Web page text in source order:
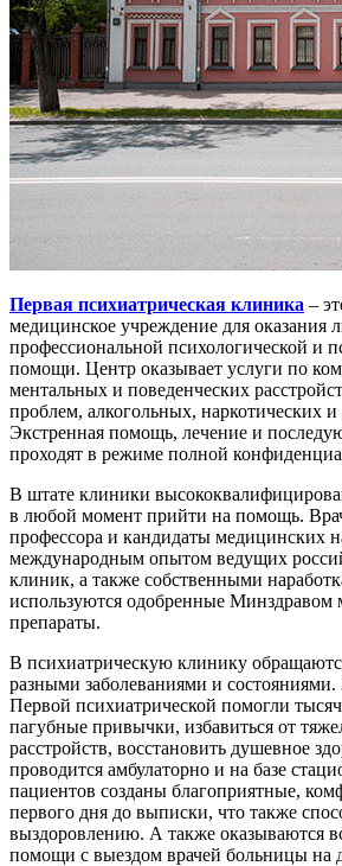
Первая психиатрическая клиника –
медицинское учреждение для оказания
профессиональной психологической и
помощи. Центр оказывает услуги по
ментальных и поведенческих
проблем, алкогольных, наркотических
Экстренная помощь, лечение и
проходят в режиме полной
В штате клиники
в любой момент прийти на помощь.
профессора и кандидаты медицинских
международным опытом ведущих
клиник, а также собственными
используются одобренные Минздравом
препараты.
В психиатрическую клинику
разными заболеваниями и состояниями.
Первой психиатрической помогли
пагубные привычки, избавиться от
расстройств, восстановить душевное
проводится амбулаторно и на базе
пациентов созданы благоприятные,
первого дня до выписки, что также
выздоровлению. А также оказываются
помощи с выездом врачей больницы на